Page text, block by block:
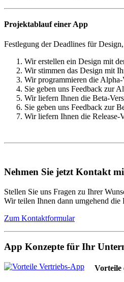
Projektablauf einer App
Festlegung der Deadlines für
Wir erstellen ein Design mit
Wir stimmen das Design mit
Wir programmieren die
Sie geben uns Feedback zur
Wir liefern Ihnen die Beta-
Sie geben uns Feedback zur
Wir liefern Ihnen die Release-
Nehmen Sie jetzt Kontakt
Stellen Sie uns Fragen zu Ihrer
Wir teilen Ihnen dann umgehend
Zum Kontaktformular
App Konzepte für Ihr
Vorteile